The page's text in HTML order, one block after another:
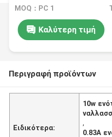
κυκλωμάτων 0.83A 12v
MOQ：PC 1
Καλύτερη τιμή
Περιγραφή προϊόντων
Ειδικότερα:
10w
,
0.83A